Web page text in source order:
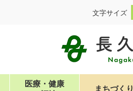
文字サイズ
医療・健康
まちづくり